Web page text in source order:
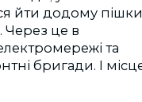
йти додому
Через це в
та
бригади. І